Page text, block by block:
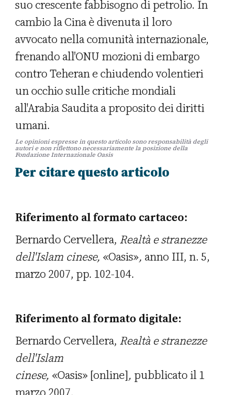
suo crescente fabbisogno di petrolio. In
cambio la Cina è divenuta il loro
avvocato nella comunità internazionale,
frenando all'ONU mozioni di embargo
contro Teheran e chiudendo volentieri
un occhio sulle critiche mondiali
all'Arabia Saudita a proposito dei diritti
umani.
Le opinioni espresse in questo articolo sono responsabilità degli
autori e non riflettono necessariamente la posizione della
Fondazione Internazionale Oasis
Per citare questo articolo
Riferimento al formato cartaceo:
Bernardo Cervellera, Realtà e stranezze
dell'Islam cinese, «Oasis», anno III, n. 5,
marzo 2007, pp. 102-104.
Riferimento al formato digitale:
Bernardo Cervellera, Realtà e stranezze
dell'Islam
cinese, «Oasis» [online], pubblicato il 1